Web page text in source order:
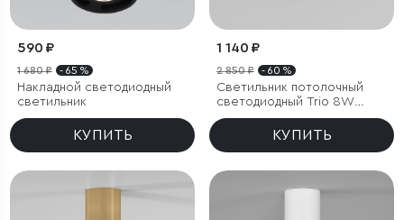
590 ₽
1 680 ₽ - 65 %
Накладной светодиодный
светильник
КУПИТЬ
1 140 ₽
2 850 ₽ - 60 %
Светильник потолочный
светодиодный Trio 8W
4000K черный
КУПИТЬ